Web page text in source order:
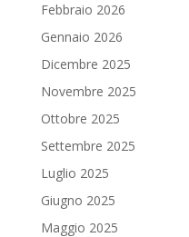
Febbraio 2026
Gennaio 2026
Dicembre 2025
Novembre 2025
Ottobre 2025
Settembre 2025
Luglio 2025
Giugno 2025
Maggio 2025